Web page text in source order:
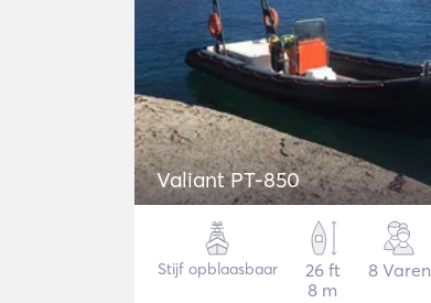
Valiant PT-850
Stijf opblaasbaar
26 ft
8 m
8 Varen